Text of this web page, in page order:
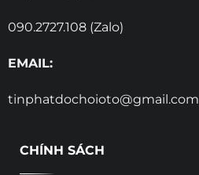
090.2727.108 (Zalo)
EMAIL:
tinphatdochoioto@gmail.com
CHÍNH SÁCH